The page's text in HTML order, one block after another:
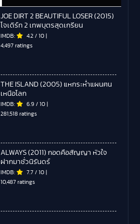
JOE DIRT 2 BEAUTIFUL LOSER (2015)
โจเดิร์ท 2 เทพบุตรสุดเกรียน
IMDB: 4.2 / 10 |
4,497 ratings
THE ISLAND (2005) แหกระห่ำแผนฅน
เหนือโลก
IMDB: 6.9 / 10 |
281,518 ratings
ALWAYS (2011) กอดคือสัญญา หัวใจ
ฝากมาชั่วนิรันดร์
IMDB: 7.7 / 10 |
10,487 ratings